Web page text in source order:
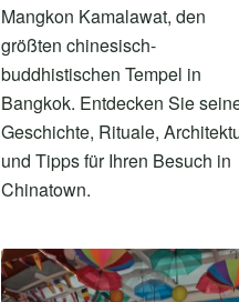
Mangkon Kamalawat, den
größten chinesisch-
buddhistischen Tempel in
Bangkok. Entdecken Sie
Geschichte, Rituale,
und Tipps für Ihren Besuch in
Chinatown.